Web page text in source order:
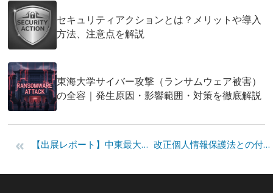
セキュリティアクションとは？メリットや導入
方法、注意点を解説
東海大学サイバー攻撃（ランサムウェア被害）
の全容｜発生原因・影響範囲・対策を徹底解説
« 【出展レポート】中東最大のIT展示会「GITEX Technology Week 2021」に出展しました 改正個人情報保護法との付き合い方、プライバシーを意識したデータ活用